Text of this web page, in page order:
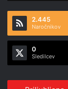
2.445
Naročnikov
0
Sledilcev